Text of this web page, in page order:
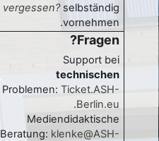
vergessen?selbständig
vornehmen.
Fragen?
Support bei
technischen
Problemen: Ticket.ASH-
Berlin.eu
.
Mediendidaktische
Beratung: klenke@ASH-